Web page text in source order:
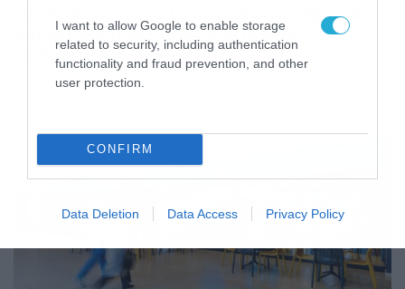
I want to allow Google to enable storage
related to security, including authentication
functionality and fraud prevention, and other
user protection.
CONFIRM
Data Deletion Data Access Privacy Policy
ΠΑΟΚ-Άντερλεχτ με σούπερ προσφορά*
και ενισχυμένες αποδόσεις από
το Pamestoixima.gr